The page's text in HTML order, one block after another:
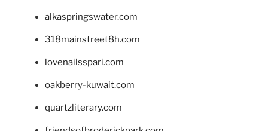
alkaspringswater.com
318mainstreet8h.com
lovenailsspari.com
oakberry-kuwait.com
quartzliterary.com